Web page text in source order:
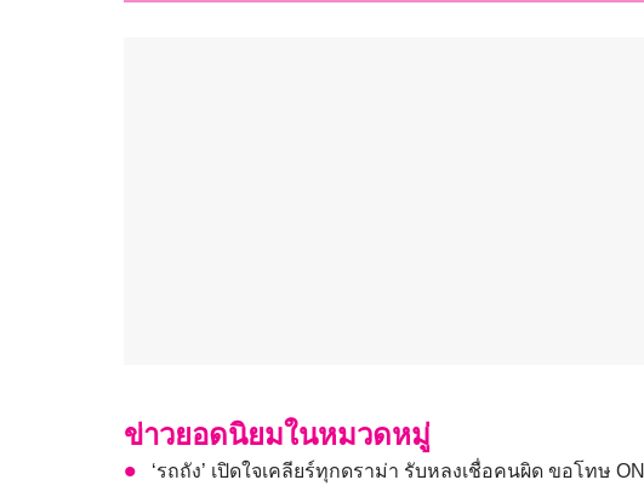
ข่าวยอดนิยมในหมวดหมู่
‘รถถัง’ เปิดใจเคลียร์ทุกดราม่า รับหลงเชื่อคนผิด ขอโทษ